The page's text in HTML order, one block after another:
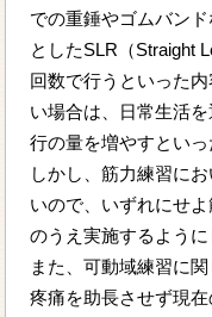
での重錘やゴムバン
としたSLR（Straight
回数で行うといった
い場合は、日常生活
行の量を増やすといっ
しかし、筋力練習に
いので、いずれにせ
のうえ実施するように
また、可動域練習に
疼痛を助長させず現